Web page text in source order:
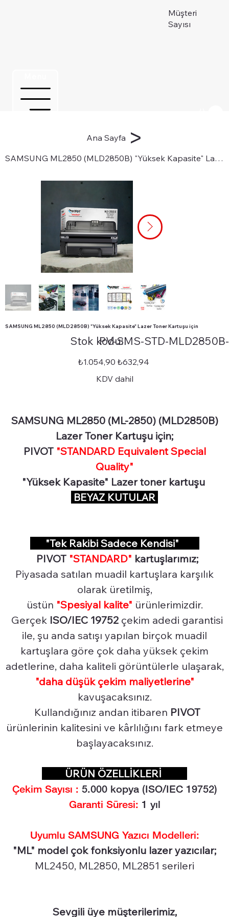
Müşteri
Sayısı
Ana Sayfa >
SAMSUNG ML2850 (MLD2850B) "Yüksek Kapasite" Lazer Toner Kartuşu için
SAMSUNG ML2850 (MLD2850B) "Yüksek Kapasite" Lazer Toner Kartuşu için
Stok kodu:
kodu:
STD-
MLD2850B-
PV-SMS-STD-
Orijinal
fiyat
₺1.054,90 İndirimli
fiyat
₺632,94
KDV dahil
SAMSUNG ML2850 (ML-2850) (MLD2850B)
Lazer Toner Kartuşu için;
PIVOT "STANDARD Equivalent Special
Quality"
"Yüksek Kapasite" Lazer toner kartuşu
BEYAZ KUTULAR
"Tek Rakibi Sadece Kendisi"
PIVOT "STANDARD" kartuşlarımız;
Piyasada satılan muadil kartuşlara karşılık
olarak üretilmiş,
üstün "Spesiyal kalite" ürünlerimizdir.
Gerçek ISO/IEC 19752 çekim adedi garantisi
ile, şu anda satışı yapılan birçok muadil
kartuşlara göre çok daha yüksek çekim
adetlerine, daha kaliteli görüntülerle ulaşarak,
"daha düşük çekim maliyetlerine"
kavuşacaksınız.
Kullandığınız andan itibaren PIVOT
ürünlerinin kalitesini ve kârlılığını fark etmeye
başlayacaksınız.
ÜRÜN ÖZELLİKLERİ
Çekim Sayısı : 5.000 kopya (ISO/IEC 19752)
Garanti Süresi: 1 yıl
Uyumlu SAMSUNG Yazıcı Modelleri:
"ML" model çok fonksiyonlu lazer yazıcılar;
ML2450, ML2850, ML2851 serileri
Sevgili üye müşterilerimiz,